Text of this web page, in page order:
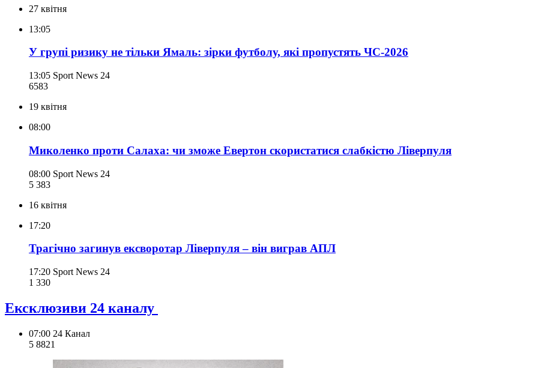
27 квітня
13:05
У групі ризику не тільки Ямаль: зірки футболу, які пропустять ЧС-2026
13:05 Sport News 24
6583
19 квітня
08:00
Миколенко проти Салаха: чи зможе Евертон скористатися слабкістю Ліверпуля
08:00 Sport News 24
5 383
16 квітня
17:20
Трагічно загинув ексворотар Ліверпуля – він виграв АПЛ
17:20 Sport News 24
1 330
Ексклюзиви 24 каналу
07:00 24 Канал
5 8821